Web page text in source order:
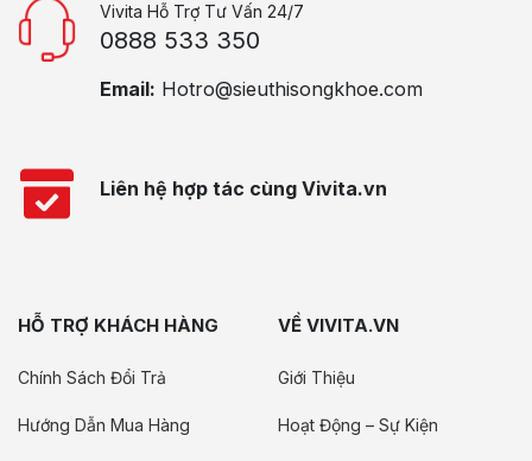
Vivita Hỗ Trợ Tư Vấn 24/7
0888 533 350
Email: Hotro@sieuthisongkhoe.com
Liên hệ hợp tác cùng Vivita.vn
HỖ TRỢ KHÁCH HÀNG
Chính Sách Đổi Trả
Hướng Dẫn Mua Hàng
VỀ VIVITA.VN
Giới Thiệu
Hoạt Động – Sự Kiện